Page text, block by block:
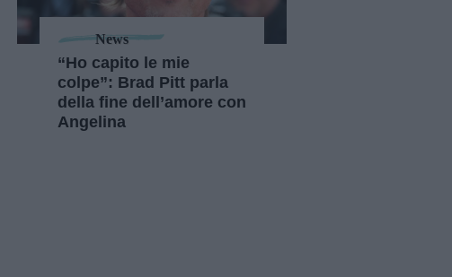
News
“Ho capito le mie
colpe”: Brad Pitt parla
della fine dell’amore con
Angelina